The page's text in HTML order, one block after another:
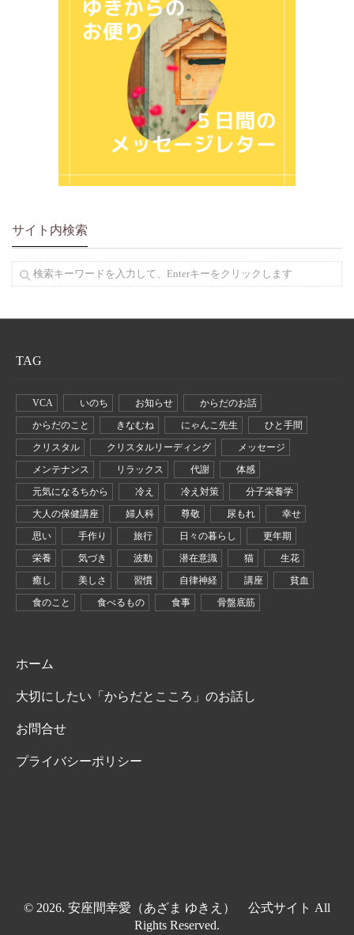
サイト内検索
TAG
VCA いのち お知らせ
からだのお話
からだのこと
きなむね にゃんこ先生
ひと手間
クリスタル
クリスタルリーディング
メッセージ
メンテナンス
リラックス 代謝
体感
元気になるちから
冷え 冷え対策
分子栄養学
大人の保健講座
婦人科 尊敬 尿もれ
幸せ
思い
手作り 旅行 日々の暮らし
更年期
栄養
気づき 波動 潜在意識 猫
生花
癒し
美しさ 習慣 自律神経 講座
貧血
食のこと
食べるもの 食事 骨盤底筋
ホーム
大切にしたい「からだとこころ」のお話し
お問合せ
プライバシーポリシー
© 2026. 安座間幸愛（あざま ゆきえ） 公式サイト All
Rights Reserved.